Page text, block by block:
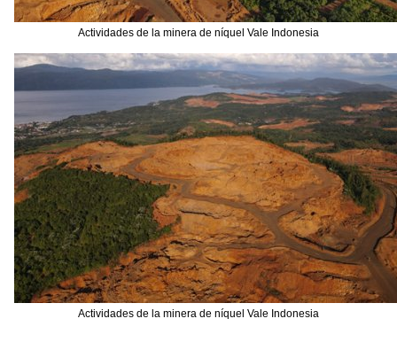
Actividades de la minera de níquel Vale Indonesia
Actividades de la minera de níquel Vale Indonesia